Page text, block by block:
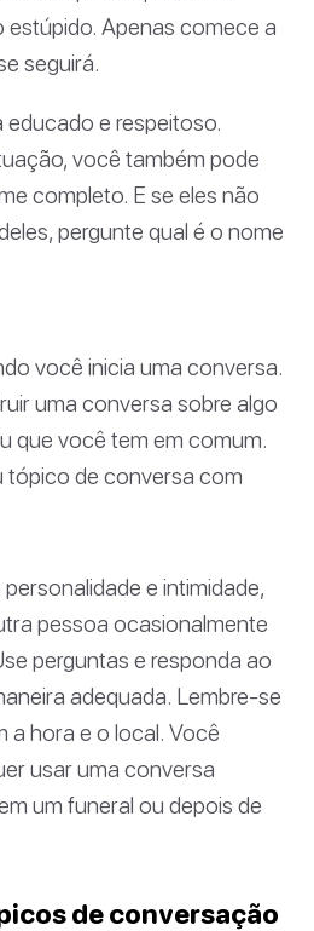
estúpido. Apenas comece a
seguirá.
educado e respeitoso.
você também pode
completo. E se eles não
pergunte qual é o nome
você inicia uma conversa.
uma conversa sobre algo
que você tem em comum.
tópico de conversa com
e intimidade,
pessoa ocasionalmente
perguntas e responda ao
adequada. Lembre-se
a hora e o local. Você
usar uma conversa
um funeral ou depois de
de conversação